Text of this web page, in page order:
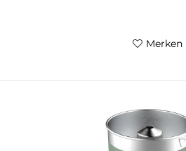
Merken